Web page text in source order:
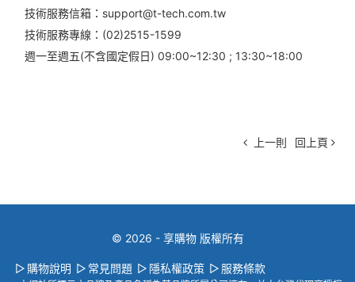
技術服務信箱：support@t-tech.com.tw
技術服務專線：(02)2515-1599
週一至週五(不含國定假日) 09:00~12:30 ; 13:30~18:00
上一則 回上頁
© 2026 - 享購物 版權所有
購物說明 常見問題 隱私權政策 服務條款